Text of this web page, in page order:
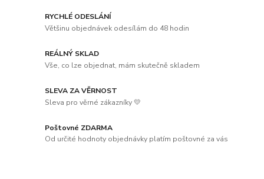
RYCHLÉ ODESLÁNÍ
Většinu objednávek odesílám do 48 hodin
REÁLNÝ SKLAD
Vše, co lze objednat, mám skutečně skladem
SLEVA ZA VĚRNOST
Sleva pro věrné zákazníky 💛
Poštovné ZDARMA
Od určité hodnoty objednávky platím poštovné za vás